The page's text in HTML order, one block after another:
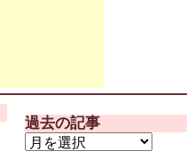
過去の記事